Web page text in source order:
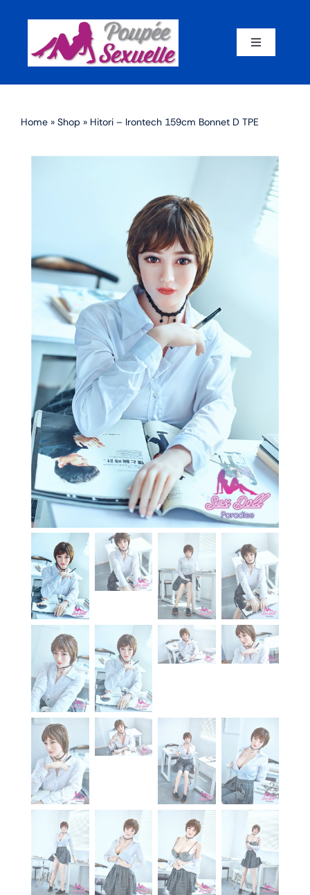
content
Toggle
Par corps
Par taille
Sex dolls en promotion
En stock
Aide
Guides
Paiement
Contact
Livraison
À propos
Blog
Home » Shop » Hitori – Irontech 159cm Bonnet D TPE